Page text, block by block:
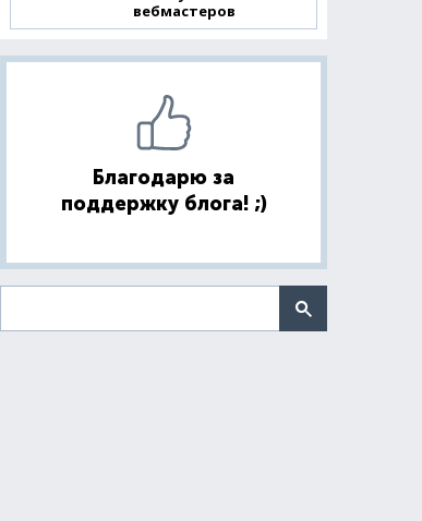
вебмастеров
Благодарю за
поддержку блога! ;)
Поиск по сайту